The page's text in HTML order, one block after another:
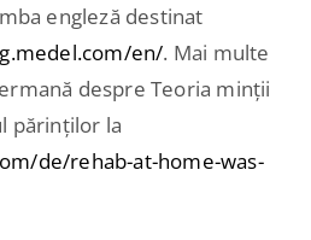
engleză destinat
en/. Mai multe
despre Teoria minții
părinților la
de/rehab-at-home-was-